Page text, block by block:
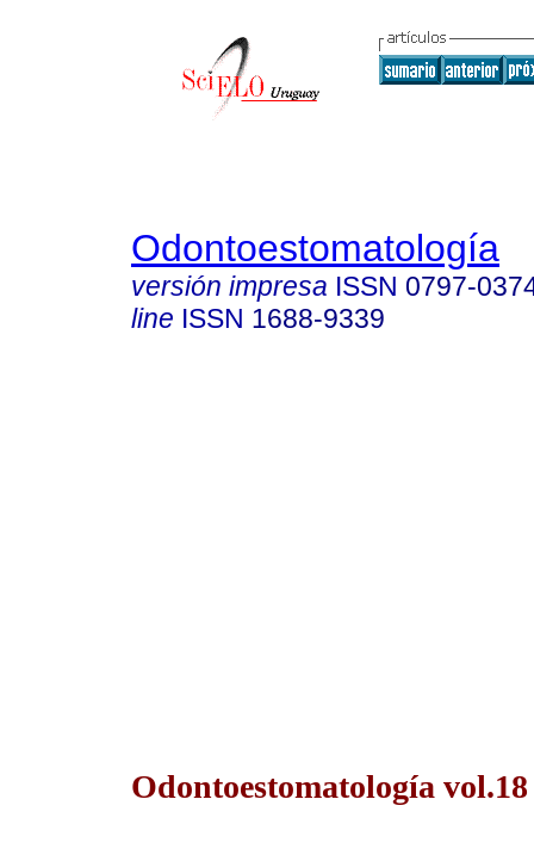
Odontoestomatología
versión impresa ISSN 0797-
line ISSN 1688-9339
Odontoestomatología